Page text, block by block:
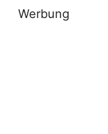
Werbung